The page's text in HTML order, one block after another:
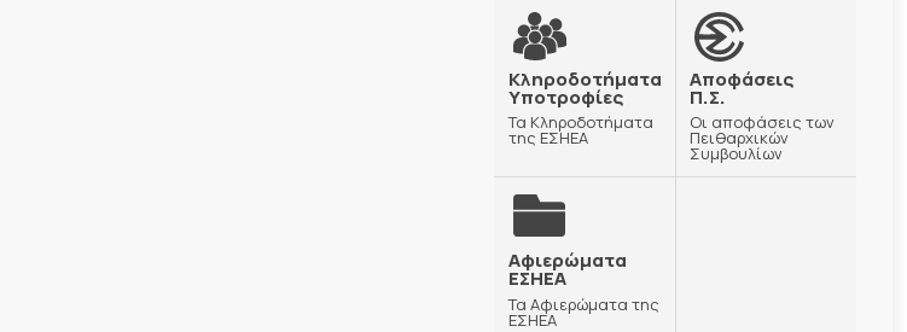
Κληροδοτήματα
Υποτροφίες
Τα Κληροδοτήματα
της ΕΣΗΕΑ
Αποφάσεις
Π.Σ.
Οι αποφάσεις των
Πειθαρχικών
Συμβουλίων
Αφιερώματα
ΕΣΗΕΑ
Τα Αφιερώματα της
ΕΣΗΕΑ